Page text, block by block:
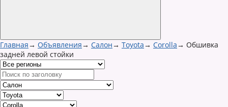
Главная→ Объявления→ Салон→ Toyota→ Corolla→ Обшивка
задней левой стойки